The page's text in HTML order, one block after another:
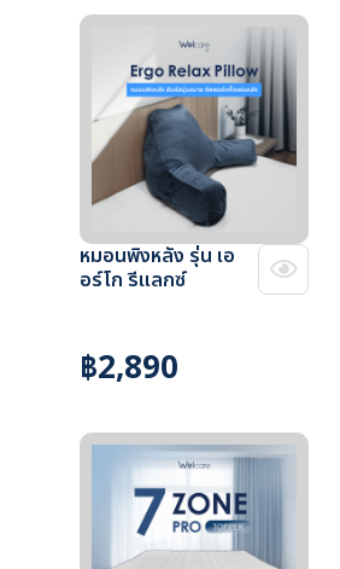
หมอนพิงหลัง รุ่น เอ
อร์โก รีแลกซ์
฿2,890